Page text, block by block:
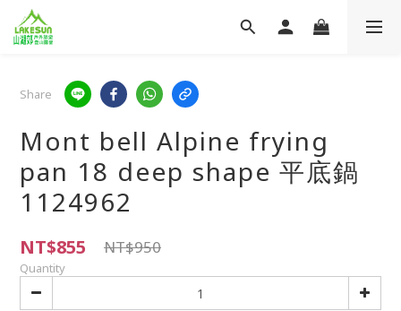
Share
Mont bell Alpine frying
pan 18 deep shape 平底鍋
1124962
NT$855 NT$950
Quantity